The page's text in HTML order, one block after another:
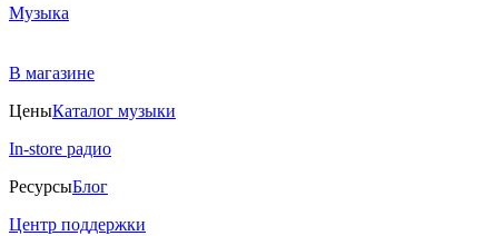
Музыка
В магазине
ЦеныКаталог музыки
In-store радио
РесурсыБлог
Центр поддержки